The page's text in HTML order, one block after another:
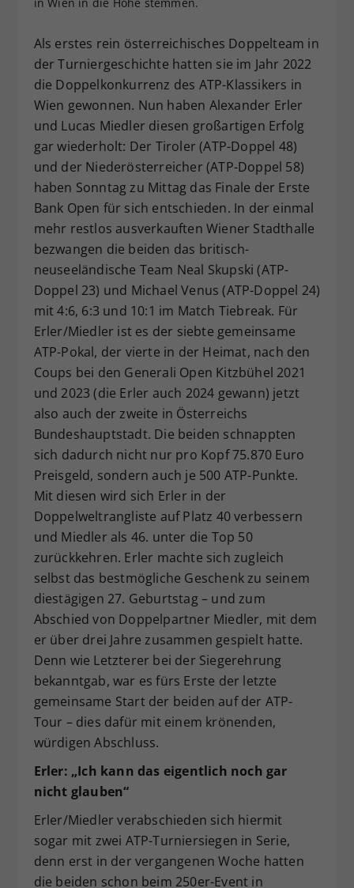
Als erstes rein österreichisches Doppelteam in
der Turniergeschichte hatten sie im Jahr 2022
die Doppelkonkurrenz des ATP-Klassikers in
Wien gewonnen. Nun haben Alexander Erler
und Lucas Miedler diesen großartigen Erfolg
gar wiederholt: Der Tiroler (ATP-Doppel 48)
und der Niederösterreicher (ATP-Doppel 58)
haben Sonntag zu Mittag das Finale der Erste
Bank Open für sich entschieden. In der einmal
mehr restlos ausverkauften Wiener Stadthalle
bezwangen die beiden das britisch-
neuseeländische Team Neal Skupski (ATP-
Doppel 23) und Michael Venus (ATP-Doppel 24)
mit 4:6, 6:3 und 10:1 im Match Tiebreak. Für
Erler/Miedler ist es der siebte gemeinsame
ATP-Pokal, der vierte in der Heimat, nach den
Coups bei den Generali Open Kitzbühel 2021
und 2023 (die Erler auch 2024 gewann) jetzt
also auch der zweite in Österreichs
Bundeshauptstadt. Die beiden schnappten
sich dadurch nicht nur pro Kopf 75.870 Euro
Preisgeld, sondern auch je 500 ATP-Punkte.
Mit diesen wird sich Erler in der
Doppelweltrangliste auf Platz 40 verbessern
und Miedler als 46. unter die Top 50
zurückkehren. Erler machte sich zugleich
selbst das bestmögliche Geschenk zu seinem
diestägigen 27. Geburtstag – und zum
Abschied von Doppelpartner Miedler, mit dem
er über drei Jahre zusammen gespielt hatte.
Denn wie Letzterer bei der Siegerehrung
bekanntgab, war es fürs Erste der letzte
gemeinsame Start der beiden auf der ATP-
Tour – dies dafür mit einem krönenden,
würdigen Abschluss.
Erler: „Ich kann das eigentlich noch gar
nicht glauben“
Erler/Miedler verabschieden sich hiermit
sogar mit zwei ATP-Turniersiegen in Serie,
denn erst in der vergangenen Woche hatten
die beiden schon beim 250er-Event in
Zweck
Einstellungen. Unter anderem eine
zufällig generierte ID, für die
historische Speicherung Ihrer
vorgenommen Einstellungen, falls der
Webseiten-Betreiber dies eingestellt
hat.